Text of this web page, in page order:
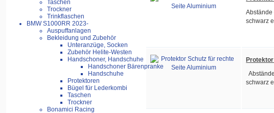
Taschen
Trockner
Trinkflaschen
BMW S1000RR 2023-
Auspuffanlagen
Bekleidung und Zubehör
Unteranzüge, Socken
Zubehör Helite-Westen
Handschoner, Handschuhe
Handschoner Bärenpranke
Handschuhe
Protektoren
Bügel für Lederkombi
Taschen
Trockner
Bonamici Racing
schwarz
schwarz